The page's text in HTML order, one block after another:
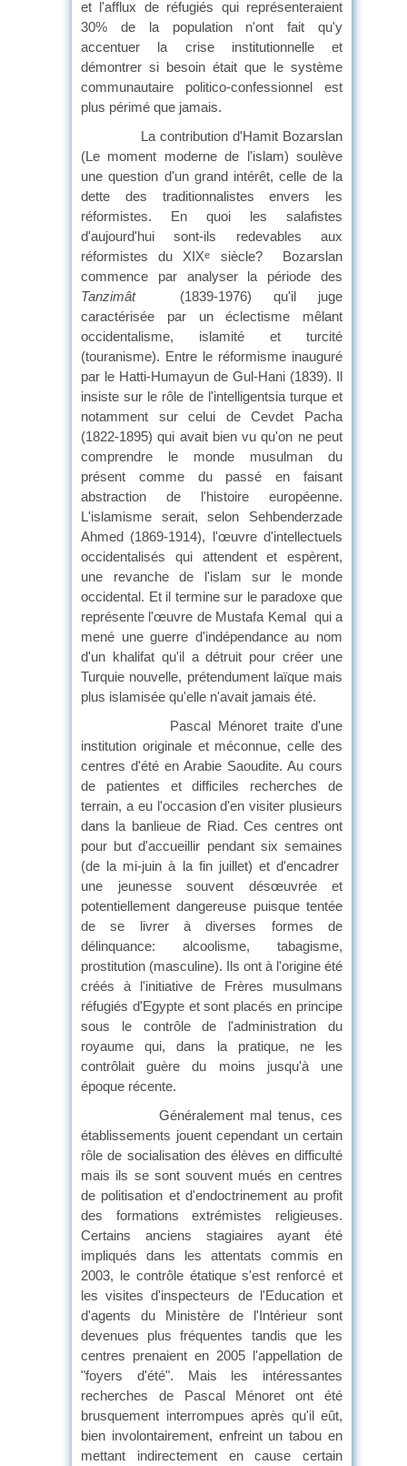
et l'afflux de réfugiés qui représenteraient
30% de la population n'ont fait qu'y
accentuer la crise institutionnelle et
démontrer si besoin était que le système
communautaire politico-confessionnel est
plus périmé que jamais.
La contribution d'Hamit Bozarslan
(Le moment moderne de l'islam) soulève
une question d'un grand intérêt, celle de la
dette des traditionnalistes envers les
réformistes. En quoi les salafistes
d'aujourd'hui sont-ils redevables aux
réformistes du XIXe siècle?
Bozarslan
commence par analyser la période des
Tanzimât
(1839-1976) qu'il juge
caractérisée par un éclectisme mêlant
occidentalisme, islamité et turcité
(touranisme). Entre le réformisme inauguré
par le Hatti-Humayun de Gul-Hani (1839). Il
insiste sur le rôle de l'intelligentsia turque et
notamment sur celui de Cevdet Pacha
(1822-1895) qui avait bien vu qu'on ne peut
comprendre le monde musulman du
présent comme du passé en faisant
abstraction de l'histoire européenne.
L'islamisme serait, selon Sehbenderzade
Ahmed (1869-1914), l'œuvre d'intellectuels
occidentalisés qui attendent et espèrent,
une revanche de l'islam sur le monde
occidental. Et il termine sur le paradoxe que
représente l'œuvre de Mustafa Kemal qui a
mené une guerre d'indépendance au nom
d'un khalifat qu'il a détruit pour créer une
Turquie nouvelle, prétendument laïque mais
plus islamisée qu'elle n'avait jamais été.
Pascal Ménoret traite d'une
institution originale et méconnue, celle des
centres d'été en Arabie Saoudite. Au cours
de patientes et difficiles recherches de
terrain, a eu l'occasion d'en visiter plusieurs
dans la banlieue de Riad. Ces centres ont
pour but d'accueillir pendant six semaines
(de la mi-juin à la fin juillet) et d'encadrer
une jeunesse souvent désœuvrée et
potentiellement dangereuse puisque tentée
de se livrer à diverses formes de
délinquance: alcoolisme, tabagisme,
prostitution (masculine). Ils ont à l'origine été
créés à l'initiative de Frères musulmans
réfugiés d'Egypte et sont placés en principe
sous le contrôle de l'administration du
royaume qui, dans la pratique, ne les
contrôlait guère du moins jusqu'à une
époque récente.
Généralement mal tenus, ces
établissements jouent cependant un certain
rôle de socialisation des élèves en difficulté
mais ils se sont souvent mués en centres
de politisation et d'endoctrinement au profit
des formations extrémistes religieuses.
Certains anciens stagiaires ayant été
impliqués dans les attentats commis en
2003, le contrôle étatique s'est renforcé et
les visites d'inspecteurs de l'Education et
d'agents du Ministère de l'Intérieur sont
devenues plus fréquentes tandis que les
centres prenaient en 2005 l'appellation de
"foyers d'été". Mais les intéressantes
recherches de Pascal Ménoret ont été
brusquement interrompues après qu'il eût,
bien involontairement, enfreint un tabou en
mettant indirectement en cause certain